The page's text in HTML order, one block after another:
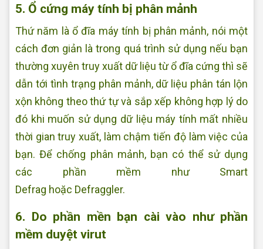
5. Ổ cứng máy tính bị phân mảnh
Thứ năm là ổ đĩa máy tính bị phân mảnh, nói một
cách đơn giản là trong quá trình sử dụng nếu bạn
thường xuyên truy xuất dữ liệu từ ổ đĩa cứng thì sẽ
dẫn tới tình trạng phân mảnh, dữ liệu phân tán lộn
xộn không theo thứ tự và sắp xếp không hợp lý do
đó khi muốn sử dụng dữ liệu máy tính mất nhiều
thời gian truy xuất, làm chậm tiến độ làm việc của
bạn. Để chống phân mảnh, bạn có thể sử dụng
các phần mềm như Smart
Defrag hoặc Defraggler.
6. Do phần mền bạn cài vào như phần
mềm duyệt virut